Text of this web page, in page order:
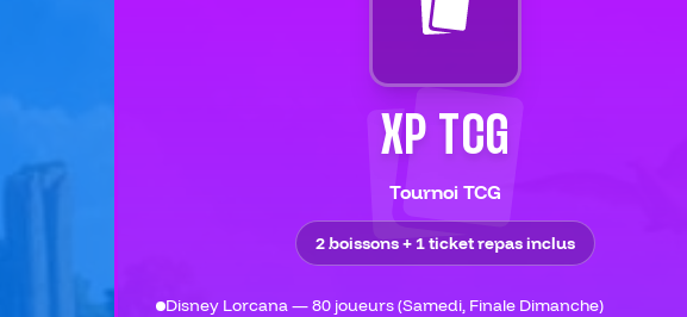
XP TCG
Tournoi TCG
2 boissons + 1 ticket repas inclus
Disney Lorcana — 80 joueurs (Samedi, Finale Dimanche)